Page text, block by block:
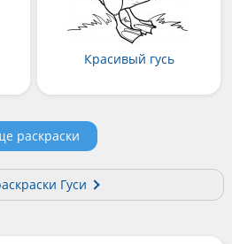
Красивый гусь
раскраски
Гуси